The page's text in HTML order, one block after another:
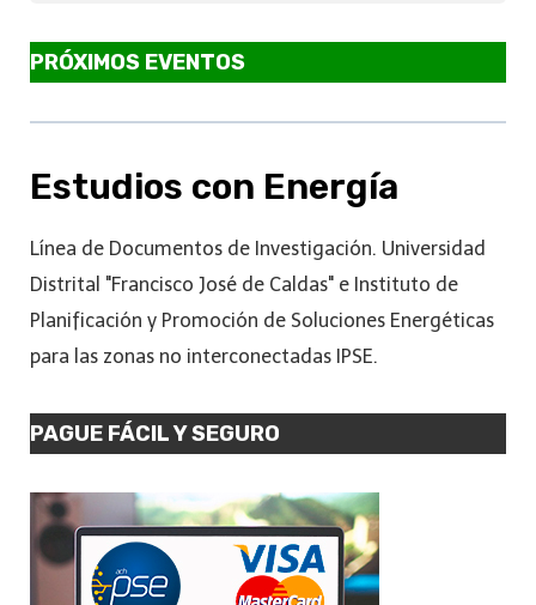
PRÓXIMOS EVENTOS
Estudios con Energía
Línea de Documentos de Investigación. Universidad
Distrital "Francisco José de Caldas" e Instituto de
Planificación y Promoción de Soluciones Energéticas
para las zonas no interconectadas IPSE.
PAGUE FÁCIL Y SEGURO